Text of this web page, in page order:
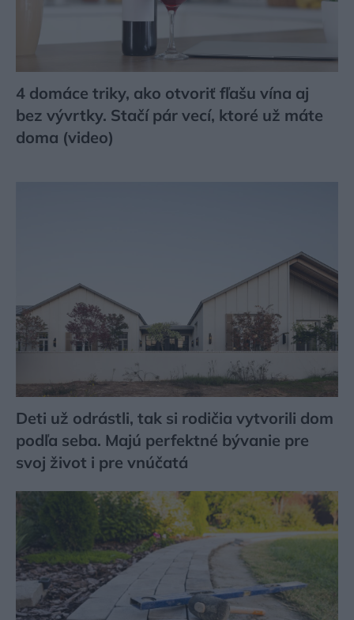
4 domáce triky, ako otvoriť fľašu vína aj
bez vývrtky. Stačí pár vecí, ktoré už máte
doma (video)
Deti už odrástli, tak si rodičia vytvorili dom
podľa seba. Majú perfektné bývanie pre
svoj život i pre vnúčatá